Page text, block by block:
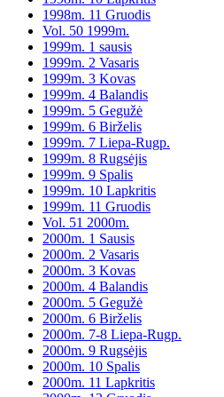
1998m. 11 Gruodis
Vol. 50 1999m.
1999m. 1 sausis
1999m. 2 Vasaris
1999m. 3 Kovas
1999m. 4 Balandis
1999m. 5 Gegužė
1999m. 6 Birželis
1999m. 7 Liepa-Rugp.
1999m. 8 Rugsėjis
1999m. 9 Spalis
1999m. 10 Lapkritis
1999m. 11 Gruodis
Vol. 51 2000m.
2000m. 1 Sausis
2000m. 2 Vasaris
2000m. 3 Kovas
2000m. 4 Balandis
2000m. 5 Gegužė
2000m. 6 Birželis
2000m. 7-8 Liepa-Rugp.
2000m. 9 Rugsėjis
2000m. 10 Spalis
2000m. 11 Lapkritis